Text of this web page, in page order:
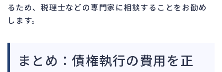
るため、税理士などの専門家に相談することをお勧め
します。
まとめ：債権執行の費用を正